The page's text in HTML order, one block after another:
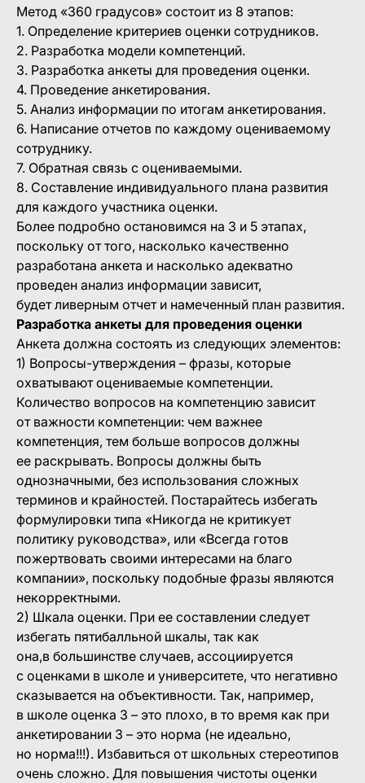
Метод «360 градусов» состоит из 8 этапов:
1. Определение критериев оценки сотрудников.
2. Разработка модели компетенций.
3. Разработка анкеты для проведения оценки.
4. Проведение анкетирования.
5. Анализ информации по итогам анкетирования.
6. Написание отчетов по каждому оцениваемому
сотруднику.
7. Обратная связь с оцениваемыми.
8. Составление индивидуального плана развития
для каждого участника оценки.
Более подробно остановимся на 3 и 5 этапах,
поскольку от того, насколько качественно
разработана анкета и насколько адекватно
проведен анализ информации зависит,
будет ливерным отчет и намеченный план развития.
Разработка анкеты для проведения оценки
Анкета должна состоять из следующих элементов:
1) Вопросы-утверждения – фразы, которые
охватывают оцениваемые компетенции.
Количество вопросов на компетенцию зависит
от важности компетенции: чем важнее
компетенция, тем больше вопросов должны
ее раскрывать. Вопросы должны быть
однозначными, без использования сложных
терминов и крайностей. Постарайтесь избегать
формулировки типа «Никогда не критикует
политику руководства», или «Всегда готов
пожертвовать своими интересами на благо
компании», поскольку подобные фразы являются
некорректными.
2) Шкала оценки. При ее составлении следует
избегать пятибалльной шкалы, так как
она,в большинстве случаев, ассоциируется
с оценками в школе и университете, что негативно
сказывается на объективности. Так, например,
в школе оценка 3 – это плохо, в то время как при
анкетировании 3 – это норма (не идеально,
но норма!!!). Избавиться от школьных стереотипов
очень сложно. Для повышения чистоты оценки